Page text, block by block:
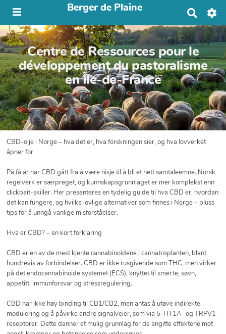
Berger de Plaine
h
e
r
c
h
e
r
Centre de Ressources pour le
développement du pastoralisme
en Île-de-France
CBD-olje i Norge – hva det er, hva forskningen sier, og hva lovverket
åpner for
På få år har CBD gått fra å være nisje til å bli et hett samtaleemne. Norsk
regelverk er særpreget, og kunnskapsgrunnlaget er mer komplekst enn
clickbait-skiller. Her presenteres en tydelig guide til hva CBD er, hvordan
det kan fungere, og hvilke lovlige alternativer som finnes i Norge – pluss
tips for å unngå vanlige misforståelser.
Hva er CBD? – en kort forklaring
CBD er en av de mest kjente cannabinoidene i cannabisplanten, blant
hundrevis av forbindelser. CBD er ikke rusgivende som THC, men virker
på det endocannabinoide systemet (ECS), knyttet til smerte, søvn,
appetitt, immunforsvar og stressregulering.
CBD har ikke høy binding til CB1/CB2, men antas å utøve indirekte
modulering og å påvirke andre signalveier, som via 5-HT1A- og TRPV1-
reseptorer. Dette danner et mulig grunnlag for de angitte effektene mot